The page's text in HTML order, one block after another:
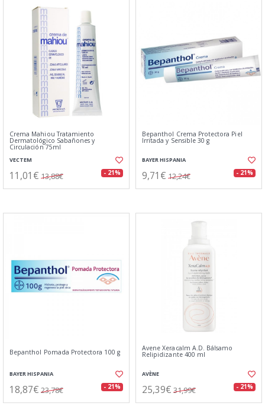
Crema Mahiou Tratamiento
Dermatológico Sabañones y
Circulación 75ml
VECTEM
11,01€ 13,88€ - 21%
Bepanthol Crema Protectora Piel
Irritada y Sensible 30 g
BAYER HISPANIA
9,71€ 12,24€ - 21%
Bepanthol Pomada Protectora 100 g
BAYER HISPANIA
18,87€ 23,78€ - 21%
Avene Xeracalm A.D. Bálsamo
Relipidizante 400 ml
AVÈNE
25,39€ 31,99€ - 21%